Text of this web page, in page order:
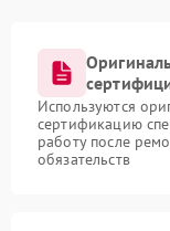
Используются
сертификацию
работу после
обязательств